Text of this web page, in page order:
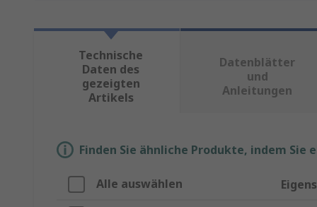
Technische
Daten des
gezeigten
Artikels
Datenblätter
und
Anleitungen
Finden Sie ähnliche Produkte, indem
Alle auswählen